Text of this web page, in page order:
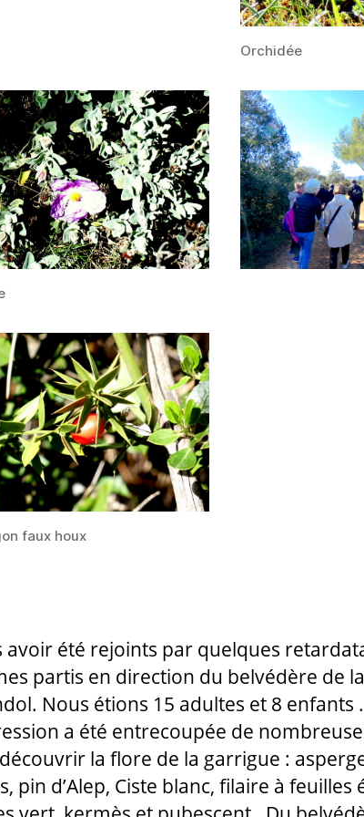
Orchidée
faux houx
avoir été rejoints par quelques
partis en direction du belvédère de
Nous étions 15 adultes et 8 enfants
a été entrecoupée de
la flore de la garrigue :
pin d’Alep, Ciste blanc, filaire à feuilles